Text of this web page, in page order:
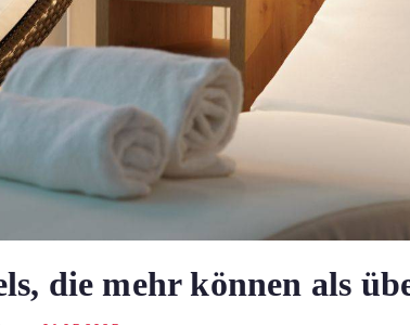
die mehr können als